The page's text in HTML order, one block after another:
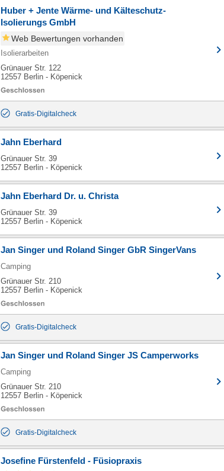
Huber + Jente Wärme- und Kälteschutz-
Isolierungs GmbH
Web Bewertungen vorhanden
Isolierarbeiten
Grünauer Str. 122
12557 Berlin - Köpenick
Gratis-Digitalcheck
Jahn Eberhard
Grünauer Str. 39
12557 Berlin - Köpenick
Jahn Eberhard Dr. u. Christa
Grünauer Str. 39
12557 Berlin - Köpenick
Jan Singer und Roland Singer GbR SingerVans
Camping
Grünauer Str. 210
12557 Berlin - Köpenick
Gratis-Digitalcheck
Jan Singer und Roland Singer JS Camperworks
Camping
Grünauer Str. 210
12557 Berlin - Köpenick
Gratis-Digitalcheck
Josefine Fürstenfeld - Füsiopraxis